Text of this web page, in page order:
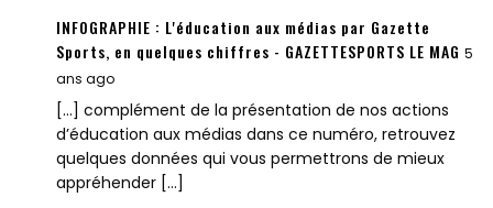
INFOGRAPHIE : L'éducation aux médias par Gazette
Sports, en quelques chiffres - GAZETTESPORTS LE MAG 5
ans ago
[…] complément de la présentation de nos actions
d’éducation aux médias dans ce numéro, retrouvez
quelques données qui vous permettrons de mieux
appréhender […]